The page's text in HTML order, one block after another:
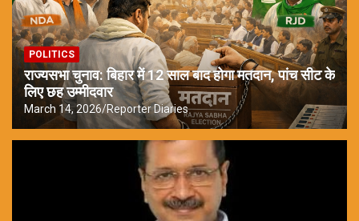
POLITICS
राज्यसभा चुनाव: बिहार में 12 साल बाद होगा मतदान, पांच सीट के
लिए छह उम्मीदवार
March 14, 2026 Reporter Diaries